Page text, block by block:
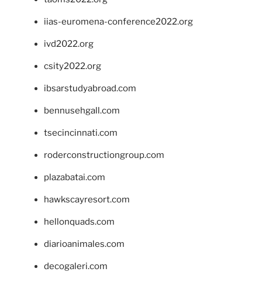
iias-euromena-conference2022.org
ivd2022.org
csity2022.org
ibsarstudyabroad.com
bennusehgall.com
tsecincinnati.com
roderconstructiongroup.com
plazabatai.com
hawkscayresort.com
hellonquads.com
diarioanimales.com
decogaleri.com